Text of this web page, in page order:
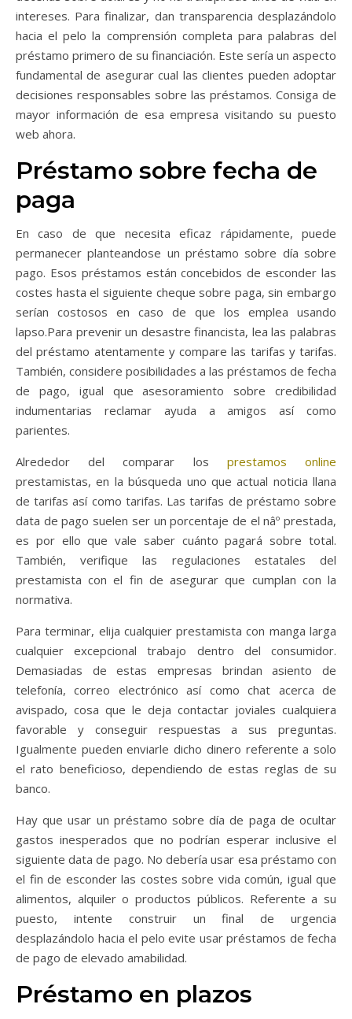
intereses. Para finalizar, dan transparencia desplazándolo
hacia el pelo la comprensión completa para palabras del
préstamo primero de su financiación. Este serí­a un aspecto
fundamental de asegurar cual las clientes pueden adoptar
decisiones responsables sobre las préstamos. Consiga de
mayor información de esa empresa visitando su puesto
web ahora.
Préstamo sobre fecha de
paga
En caso de que necesita eficaz rápidamente, puede
permanecer planteandose un préstamo sobre día sobre
pago. Esos préstamos están concebidos de esconder las
costes hasta el siguiente cheque sobre paga, sin embargo
serían costosos en caso de que los emplea usando
lapso.Para prevenir un desastre financista, lea las palabras
del préstamo atentamente y compare las tarifas y tarifas.
También, considere posibilidades a las préstamos de fecha
de pago, igual que asesoramiento sobre credibilidad
indumentarias reclamar ayuda a amigos así­ como
parientes.
Alrededor del comparar los prestamos online
prestamistas, en la búsqueda uno que actual noticia llana
de tarifas así­ como tarifas. Las tarifas de préstamo sobre
data de pago suelen ser un porcentaje de el nâº prestada,
es por ello que vale saber cuánto pagará sobre total.
También, verifique las regulaciones estatales del
prestamista con el fin de asegurar que cumplan con la
normativa.
Para terminar, elija cualquier prestamista con manga larga
cualquier excepcional trabajo dentro del consumidor.
Demasiadas de estas empresas brindan asiento de
telefonía, correo electrónico así­ como chat acerca de
avispado, cosa que le deja contactar joviales cualquiera
favorable y conseguir respuestas a sus preguntas.
Igualmente pueden enviarle dicho dinero referente a solo
el rato beneficioso, dependiendo de estas reglas de su
banco.
Hay que usar un préstamo sobre día de paga de ocultar
gastos inesperados que no podrían esperar inclusive el
siguiente data de pago. No debería usar esa préstamo con
el fin de esconder las costes sobre vida común, igual que
alimentos, alquiler o productos públicos. Referente a su
puesto, intente construir un final de urgencia
desplazándolo hacia el pelo evite usar préstamos de fecha
de pago de elevado amabilidad.
Préstamo en plazos